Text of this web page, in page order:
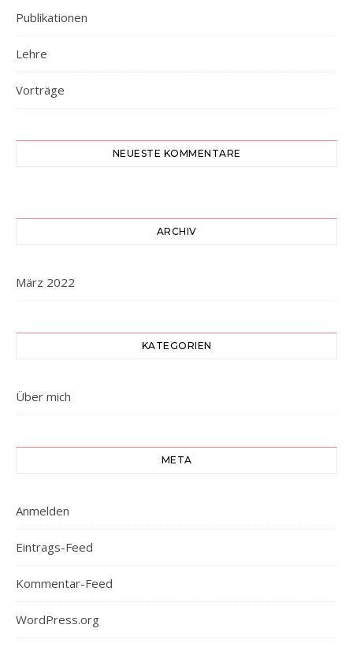
Publikationen
Lehre
Vorträge
NEUESTE KOMMENTARE
ARCHIV
März 2022
KATEGORIEN
Über mich
META
Anmelden
Eintrags-Feed
Kommentar-Feed
WordPress.org